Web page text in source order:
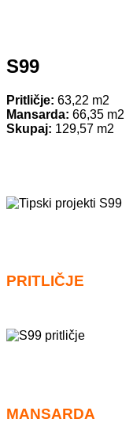
S99
Pritličje: 63,22 m2
Mansarda: 66,35 m2
Skupaj: 129,57 m2
PRITLIČJE
MANSARDA